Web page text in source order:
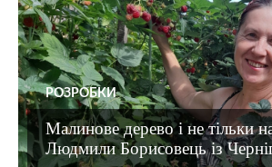
РОЗРОБКИ
Малинове дерево і не тільки
Людмили Борисовець із